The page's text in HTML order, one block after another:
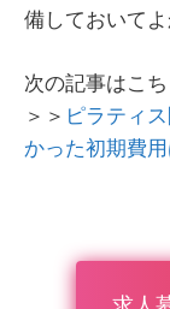
備しておいて
次の記事はこち
＞＞ ピラティ
かった初期費